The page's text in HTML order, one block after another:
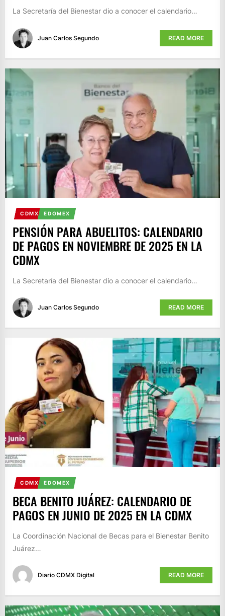
La Secretaría del Bienestar dio a conocer el calendario…
Juan Carlos Segundo READ MORE
CDMX EDOMEX
PENSIÓN PARA ABUELITOS: CALENDARIO
DE PAGOS EN NOVIEMBRE DE 2025 EN LA
CDMX
La Secretaría del Bienestar dio a conocer el calendario…
Juan Carlos Segundo READ MORE
CDMX EDOMEX
BECA BENITO JUÁREZ: CALENDARIO DE
PAGOS EN JUNIO DE 2025 EN LA CDMX
La Coordinación Nacional de Becas para el Bienestar Benito
Juárez…
Diario CDMX Digital READ MORE